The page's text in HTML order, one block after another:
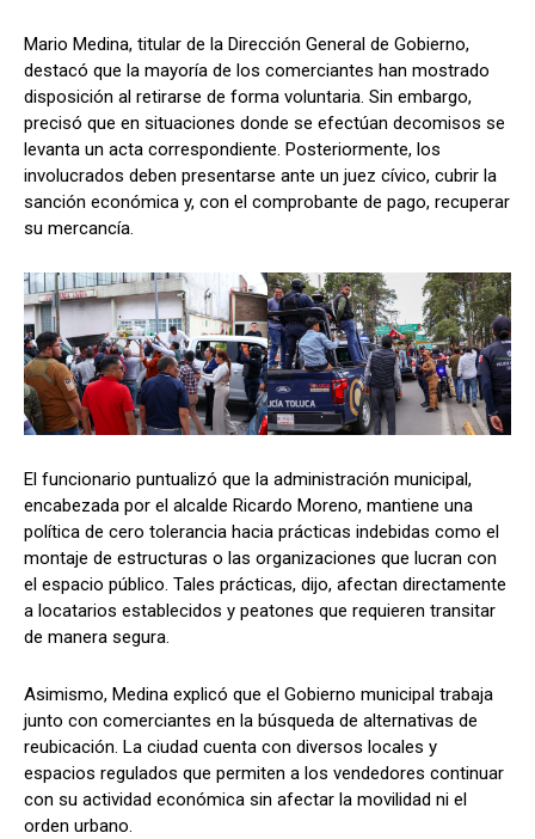
Mario Medina, titular de la Dirección General de Gobierno,
destacó que la mayoría de los comerciantes han mostrado
disposición al retirarse de forma voluntaria. Sin embargo,
precisó que en situaciones donde se efectúan decomisos se
levanta un acta correspondiente. Posteriormente, los
involucrados deben presentarse ante un juez cívico, cubrir la
sanción económica y, con el comprobante de pago, recuperar
su mercancía.
El funcionario puntualizó que la administración municipal,
encabezada por el alcalde Ricardo Moreno, mantiene una
política de cero tolerancia hacia prácticas indebidas como el
montaje de estructuras o las organizaciones que lucran con
el espacio público. Tales prácticas, dijo, afectan directamente
a locatarios establecidos y peatones que requieren transitar
de manera segura.
Asimismo, Medina explicó que el Gobierno municipal trabaja
junto con comerciantes en la búsqueda de alternativas de
reubicación. La ciudad cuenta con diversos locales y
espacios regulados que permiten a los vendedores continuar
con su actividad económica sin afectar la movilidad ni el
orden urbano.